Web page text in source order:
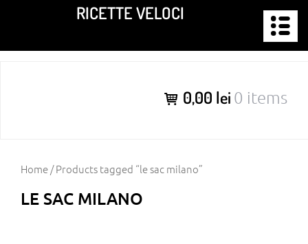
content
RICETTE VELOCI
0,00 lei 0 items
Home/ Products tagged “le sac milano”
LE SAC MILANO